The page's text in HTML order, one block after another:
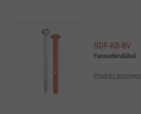
SDF-KB-8V
Fassadendübel
Produkt anzeigen